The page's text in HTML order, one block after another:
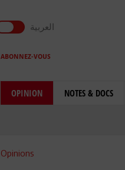
العربية
ABONNEZ-VOUS
OPINION NOTES & DOCS
Opinions